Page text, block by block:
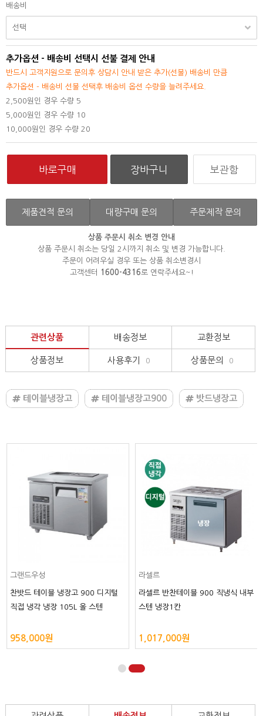
배송비
추가옵션 - 배송비 선택시 선불 결제 안내
반드시 고객지원으로 문의후 상담시 안내 받은 추가(선불) 배송비 만큼
추가옵션 - 배송비 선불 선택후 배송비 옵션 수량을 늘려주세요.
2,500원인 경우 수량 5
5,000원인 경우 수량 10
10,000원인 경우 수량 20
보관함
제품견적 문의 대량구매 문의 주문제작 문의
상품 주문시 취소 변경 안내
상품 주문시 취소는 당일 2시까지 취소 및 변경 가능합니다.
주문이 어려우실 경우 또는 상품 취소변경시
고객센터
1600-4316로 연락주세요~!
관련상품 배송정보 교환정보
상품정보 사용후기 0 상품문의 0
테이블냉장고 테이블냉장고900 밧드냉장고
그랜드우성
찬밧드 테이블 냉장고 900 디지털
직접 냉각 냉장 105L 올 스텐
958,000원
라셀르
라셀르 반찬테이블 900 직냉식 내부
스텐 냉장1칸
1,017,000원